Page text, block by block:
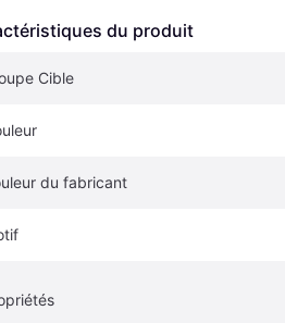
du produit
Cible
du fabricant